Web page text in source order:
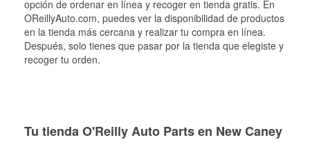
opción de ordenar en línea y recoger en tienda gratis. En
OReillyAuto.com, puedes ver la disponibilidad de productos
en la tienda más cercana y realizar tu compra en línea.
Después, solo tienes que pasar por la tienda que elegiste y
recoger tu orden.
Tu tienda O'Reilly Auto Parts en New Caney